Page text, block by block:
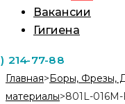
Вакансии
Гигиена
214-77-88
Главная> Боры, Фрезы,
материалы>801L-016M-